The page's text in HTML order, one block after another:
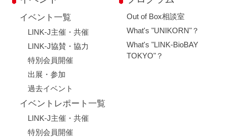
イベント一覧
LINK-J主催・共催
LINK-J協賛・協力
特別会員開催
出展・参加
過去イベント
イベントレポート一覧
LINK-J主催・共催
特別会員開催
Out of Box相談室
What's "UNIKORN"？
What's "LINK-BioBAY
TOKYO"？